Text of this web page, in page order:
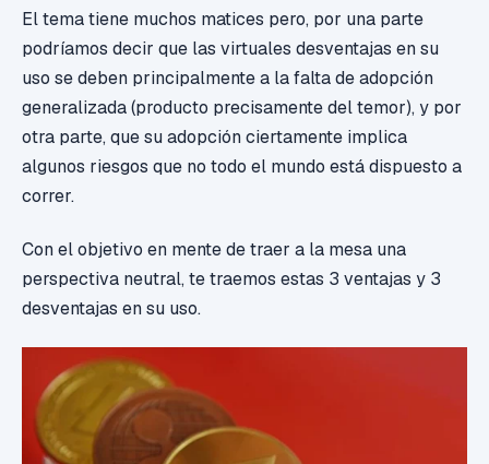
El tema tiene muchos matices pero, por una parte
podríamos decir que las virtuales desventajas en su
uso se deben principalmente a la falta de adopción
generalizada (producto precisamente del temor), y por
otra parte, que su adopción ciertamente implica
algunos riesgos que no todo el mundo está dispuesto a
correr.
Con el objetivo en mente de traer a la mesa una
perspectiva neutral, te traemos estas 3 ventajas y 3
desventajas en su uso.